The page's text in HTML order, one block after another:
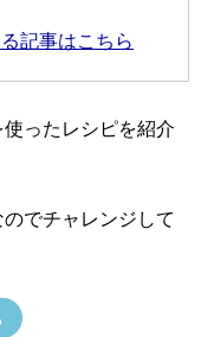
記事はこちら
ったレシピを紹介
でチャレンジして